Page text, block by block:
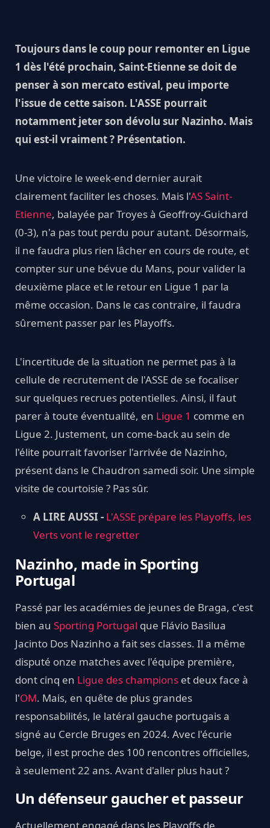
Toujours dans le coup pour remonter en Ligue
1 dès l'été prochain, Saint-Etienne se doit de
penser à son mercato estival, peu importe
l'issue de cette saison. L'ASSE pourrait
notamment jeter son dévolu sur Nazinho. Mais
qui est-il vraiment ? Présentation.
Une victoire le week-end dernier aurait
clairement faciliter les choses. Mais l'AS Saint-
Etienne, balayée par Troyes à Geoffroy-Guichard
(0-3), n'a pas tout perdu pour autant. Désormais,
il ne faudra plus rien lâcher en cours de route, et
compter sur une bévue du Mans, pour valider la
deuxième place et le retour en Ligue 1 par la
même occasion. Dans le cas contraire, il faudra
sûrement passer par les Playoffs.
L'incertitude de la situation ne permet pas à la
cellule de recrutement de l'ASSE de se focaliser
sur quelques recrues potentielles. Ainsi, il faut
parer à toute éventualité, en Ligue 1 comme en
Ligue 2. Justement, un come-back au sein de
l'élite pourrait favoriser l'arrivée de Nazinho,
présent dans le Chaudron samedi soir. Une simple
visite de courtoisie ? Pas sûr.
A LIRE AUSSI - L'ASSE prépare les Playoffs, les
Verts vont le regretter
Nazinho, made in Sporting
Portugal
Passé par les académies de jeunes de Braga, c'est
bien au Sporting Portugal que Flávio Basilua
Jacinto Dos Nazinho a fait ses classes. Il a même
disputé onze matches avec l'équipe première,
dont cinq en Ligue des champions et deux face à
l'OM. Mais, en quête de plus grandes
responsabilités, le latéral gauche portugais a
signé au Cercle Bruges en 2024. Avec l'écurie
belge, il est proche des 100 rencontres officielles,
à seulement 22 ans. Avant d'aller plus haut ?
Un défenseur gaucher et passeur